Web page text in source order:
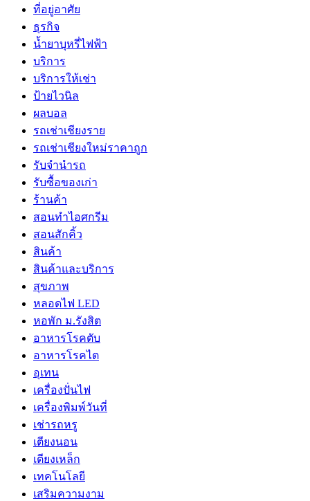
ที่อยู่อาศัย
ธุรกิจ
น้ำยาบุหรี่ไฟฟ้า
บริการ
บริการให้เช่า
ป้ายไวนิล
ผลบอล
รถเช่าเชียงราย
รถเช่าเชียงใหม่ราคาถูก
รับจำนำรถ
รับซื้อของเก่า
ร้านค้า
สอนทำไอศกรีม
สอนสักคิ้ว
สินค้า
สินค้าและบริการ
สุขภาพ
หลอดไฟ LED
หอพัก ม.รังสิต
อาหารโรคตับ
อาหารโรคไต
อุเทน
เครื่องปั่นไฟ
เครื่องพิมพ์วันที่
เช่ารถหรู
เตียงนอน
เตียงเหล็ก
เทคโนโลยี
เสริมความงาม